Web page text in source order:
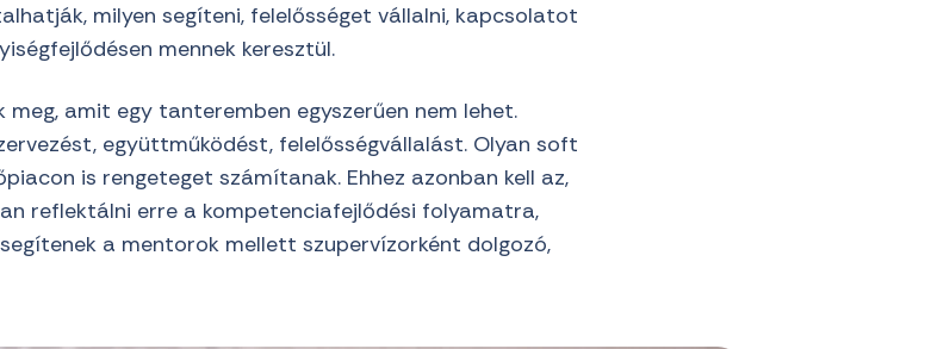
milyen segíteni, felelősséget vállalni, kapcsolatot
mennek keresztül.
meg, amit egy tanteremben egyszerűen nem lehet.
együttműködést, felelősségvállalást. Olyan soft
is rengeteget számítanak. Ehhez azonban kell az,
reflektálni erre a kompetenciafejlődési folyamatra,
a mentorok mellett szupervízorként dolgozó,